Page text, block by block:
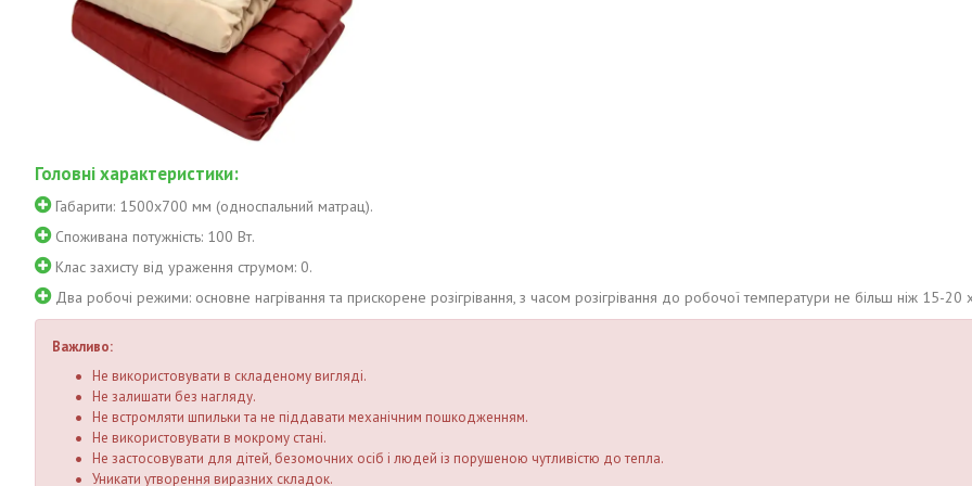
Головні характеристики:
Габарити: 1500х700 мм (односпальний матрац).
Споживана потужність: 100 Вт.
Клас захисту від ураження струмом: 0.
Два робочі режими: основне нагрівання та прискорене розігрівання, з часом розігрівання до робочої температури не більш ніж 15-20
Важливо:
Не використовувати в складеному вигляді.
Не залишати без нагляду.
Не встромляти шпильки та не піддавати механічним пошкодженням.
Не використовувати в мокрому стані.
Не застосовувати для дітей, безомочних осіб і людей із порушеною чутливістю до тепла.
Уникати утворення виразних складок.